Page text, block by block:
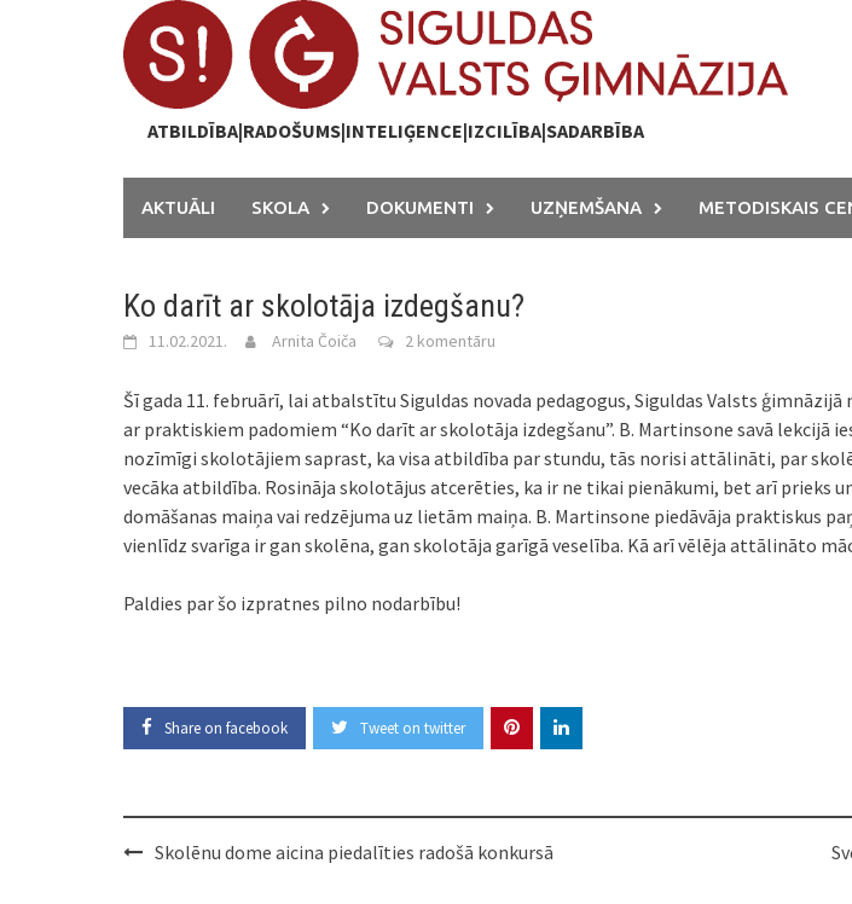
ATBILDĪBA|RADOŠUMS|INTELIĢENCE|IZCILĪBA|SADARBĪBA
AKTUĀLI SKOLA DOKUMENTI UZŅEMŠANA METODISKAIS
Ko darīt ar skolotāja izdegšanu?
11.02.2021. Arnita Čoiča 2 komentāru
Šī gada 11. februārī, lai atbalstītu Siguldas novada pedagogus, Siguldas Valsts
ar praktiskiem padomiem “Ko darīt ar skolotāja izdegšanu”. B. Martinsone savā lekcijā
nozīmīgi skolotājiem saprast, ka visa atbildība par stundu, tās norisi attālināti, par
vecāka atbildība. Rosināja skolotājus atcerēties, ka ir ne tikai pienākumi, bet arī prieks
domāšanas maiņa vai redzējuma uz lietām maiņa. B. Martinsone piedāvāja praktiskus
vienlīdz svarīga ir gan skolēna, gan skolotāja garīgā veselība. Kā arī vēlēja attālināto
Paldies par šo izpratnes pilno nodarbību!
Share on facebook Tweet on twitter
PostSkolēnu dome aicina piedalīties radošā konkursā